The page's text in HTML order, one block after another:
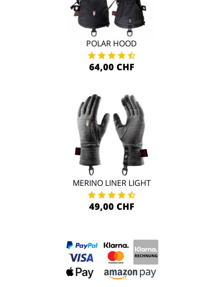
POLAR HOOD
64,00 CHF
MERINO LINER LIGHT
49,00 CHF